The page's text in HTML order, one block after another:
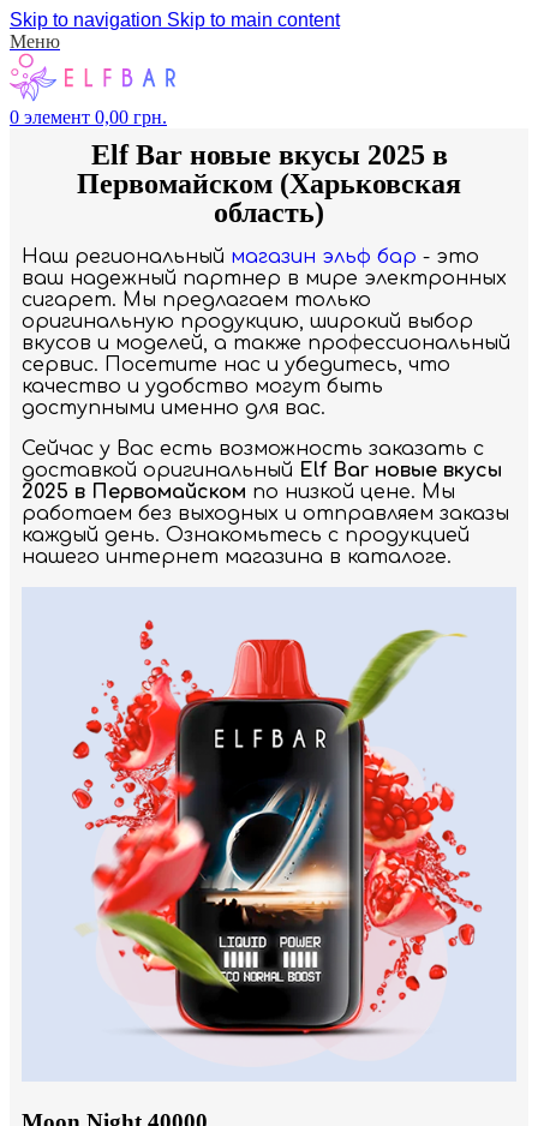
Skip to navigation Skip to main content
Меню
0 элемент 0,00 грн.
Elf Bar новые вкусы 2025 в
Первомайском (Харьковская
область)
Наш региональный магазин эльф бар - это
ваш надежный партнер в мире электронных
сигарет. Мы предлагаем только
оригинальную продукцию, широкий выбор
вкусов и моделей, а также профессиональный
сервис. Посетите нас и убедитесь, что
качество и удобство могут быть
доступными именно для вас.
Сейчас у Вас есть возможность заказать с
доставкой оригинальный Elf Bar новые вкусы
2025 в Первомайском по низкой цене. Мы
работаем без выходных и отправляем заказы
каждый день. Ознакомьтесь с продукцией
нашего интернет магазина в каталоге.